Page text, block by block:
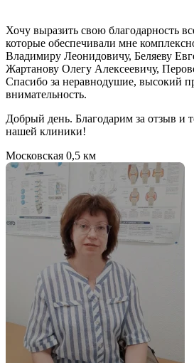
Хочу выразить свою благодарность
которые обеспечивали мне
Владимиру Леонидовичу, Беляеву
Жартанову Олегу Алексеевичу,
Спасибо за неравнодушие, высокий
внимательность.
Добрый день. Благодарим за отзыв и
нашей клиники!
Московская 0,5 км